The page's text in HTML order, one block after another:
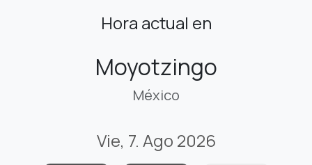
Hora actual en
Moyotzingo
México
Vie, 7. Ago 2026